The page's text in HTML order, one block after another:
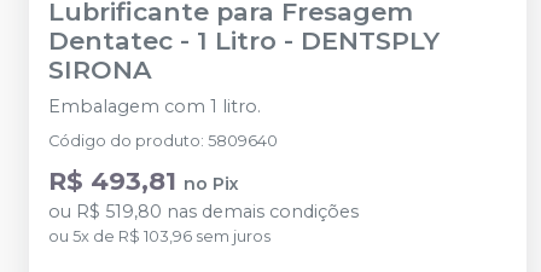
Lubrificante para Fresagem
Dentatec - 1 Litro - DENTSPLY
SIRONA
Embalagem com 1 litro.
Código do produto: 5809640
R$ 493,81 no Pix
ou R$ 519,80 nas demais condições
ou 5x de R$ 103,96 sem juros